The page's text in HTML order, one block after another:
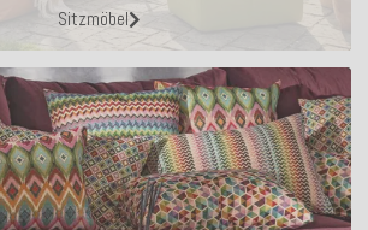
Sitzmöbel